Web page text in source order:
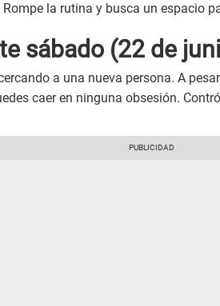
la rutina y busca un espacio
sábado (22 de
a una nueva persona. A
caer en ninguna obsesión.